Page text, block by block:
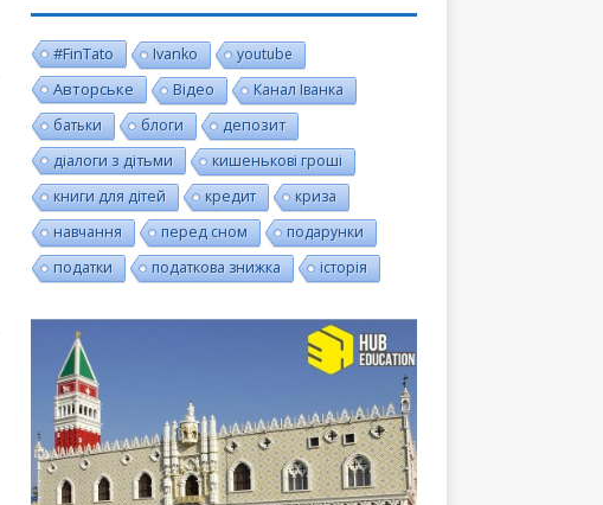
#FinTato Ivanko youtube
Авторське Відео
Канал Іванка
батьки
блоги депозит
діалоги з дітьми
кишенькові гроші
книги для дітей
кредит
криза
навчання
перед сном
подарунки
податки
податкова знижка історія